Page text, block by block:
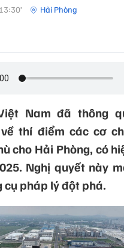
Hải Phòng
Nam đã thông
thí điểm các cơ
cho Hải Phòng, có
Nghị quyết này
cụ pháp lý đột phá.